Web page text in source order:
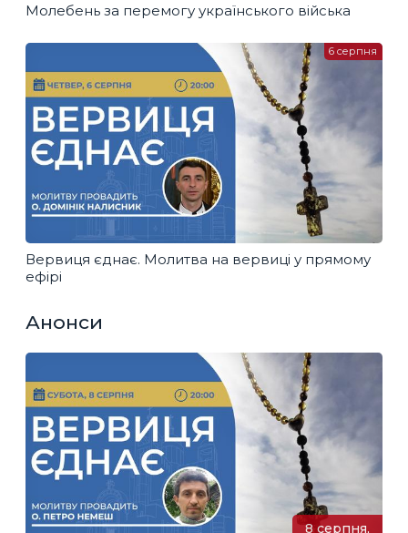
Молебень за перемогу українського війська
Вервиця єднає. Молитва на вервиці у прямому
ефірі
6 серпня
Анонси
8 серпня,